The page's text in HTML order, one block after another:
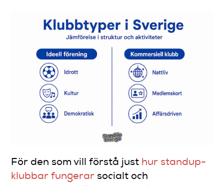
För den som vill förstå just hur standup-
klubbar fungerar socialt och